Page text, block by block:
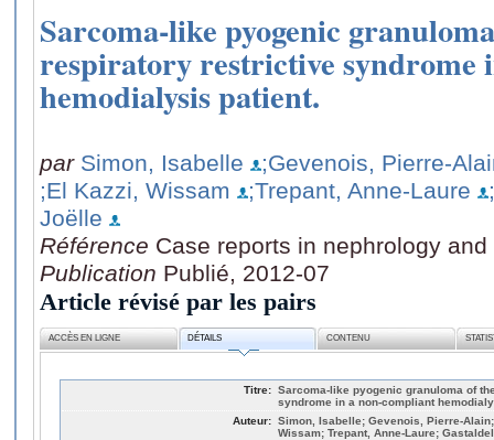
Sarcoma-like pyogenic
respiratory restrictive syndrome
hemodialysis patient.
par Simon, Isabelle
;Gevenois, Pierre-
;El Kazzi, Wissam
;Trepant, Anne-Laure
Joëlle
Référence Case reports in nephrology
Publication Publié, 2012-07
Article révisé par les pairs
ACCÈS EN LIGNE DÉTAILS CONTENU
Titre: Sarcoma-like pyogenic granuloma of
syndrome in a non-compliant
Auteur: Simon, Isabelle; Gevenois, Pierre-
Wissam; Trepant, Anne-Laure;